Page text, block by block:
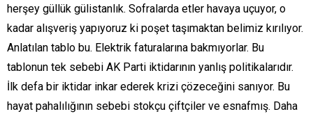
herşey güllük gülistanlık. Sofralarda etler havaya uçuyor, o
kadar alışveriş yapıyoruz ki poşet taşımaktan belimiz kırılıyor.
Anlatılan tablo bu. Elektrik faturalarına bakmıyorlar. Bu
tablonun tek sebebi AK Parti iktidarının yanlış politikalarıdır.
İlk defa bir iktidar inkar ederek krizi çözeceğini sanıyor. Bu
hayat pahalılığının sebebi stokçu çiftçiler ve esnafmış. Daha